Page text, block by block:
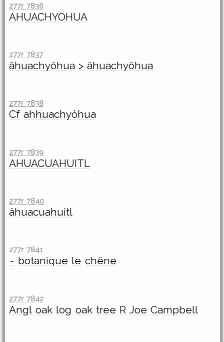
277r 7836
AHUACHYOHUA
277r 7837
âhuachyôhua > âhuachyôhua
277r 7838
Cf ahhuachyôhua
277r 7839
AHUACUAHUITL
277r 7840
âhuacuahuitl
277r 7841
~ botanique le chêne
277r 7842
Angl oak log oak tree R Joe Campbell